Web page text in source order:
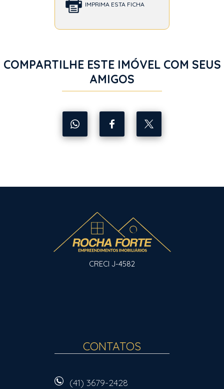
IMPRIMA ESTA FICHA
COMPARTILHE ESTE IMÓVEL COM SEUS
AMIGOS
CRECI J-4582
CONTATOS
(41) 3679-2428